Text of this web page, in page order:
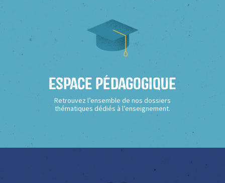
Espace Pédagogique
Retrouvez l’ensemble de nos dossiers
thématiques dédiés à l’enseignement.